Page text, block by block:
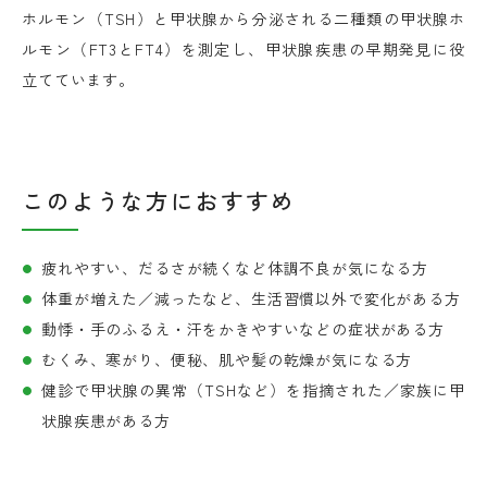
ホルモン（TSH）と甲状腺から分泌される二種類の甲状腺ホ
ルモン（FT3とFT4）を測定し、甲状腺疾患の早期発見に役
立てています。
このような方におすすめ
疲れやすい、だるさが続くなど体調不良が気になる方
体重が増えた／減ったなど、生活習慣以外で変化がある方
動悸・手のふるえ・汗をかきやすいなどの症状がある方
むくみ、寒がり、便秘、肌や髪の乾燥が気になる方
健診で甲状腺の異常（TSHなど）を指摘された／家族に甲
状腺疾患がある方